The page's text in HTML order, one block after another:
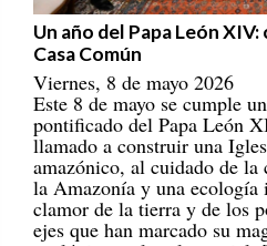
Un año del Papa León
Casa Común
Viernes, 8 de mayo 2026
Este 8 de mayo se cumple
pontificado del Papa León
llamado a construir una
amazónico, al cuidado de la
la Amazonía y una ecología
clamor de la tierra y de los
ejes que han marcado su
ecológico, cultural y social. [